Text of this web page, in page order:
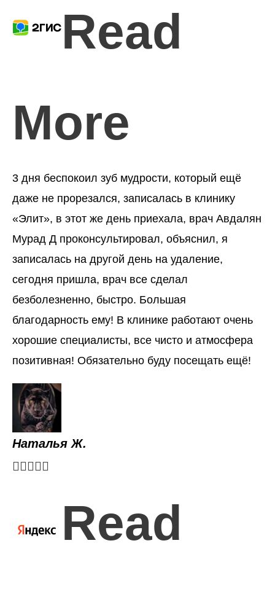
Read
More
3 дня беспокоил зуб мудрости, который ещё
даже не прорезался, записалась в клинику
«Элит», в этот же день приехала, врач Авдалян
Мурад Д проконсультировал, объяснил, я
записалась на другой день на удаление,
сегодня пришла, врач все сделал
безболезненно, быстро. Большая
благодарность ему! В клинике работают очень
хорошие специалисты, все чисто и атмосфера
позитивная! Обязательно буду посещать ещё!
Наталья Ж.

Read